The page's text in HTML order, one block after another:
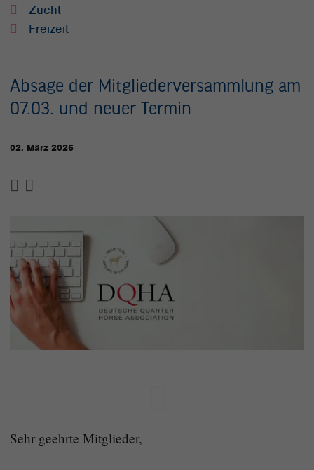
Zucht
Freizeit
Absage der Mitgliederversammlung am
07.03. und neuer Termin
02. März 2026
Sehr geehrte Mitglieder,